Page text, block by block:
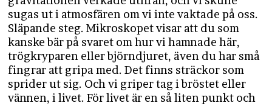
sugas ut i atmosfären om vi inte vaktade på oss.
Släpande steg. Mikroskopet visar att du som
kanske bär på svaret om hur vi hamnade här,
trögkryparen eller björndjuret, även du har små
fingrar att gripa med. Det finns sträckor som
sprider ut sig. Och vi griper tag i bröstet eller
vännen, i livet. För livet är en så liten punkt och